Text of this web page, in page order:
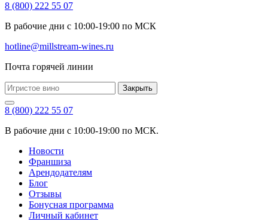
8 (800) 222 55 07
В рабочие дни с 10:00-19:00 по МСК
hotline@millstream-wines.ru
Почта горячей линии
Закрыть
8 (800) 222 55 07
В рабочие дни с 10:00-19:00 по МСК.
Новости
Франшиза
Арендодателям
Блог
Отзывы
Бонусная программа
Личный кабинет